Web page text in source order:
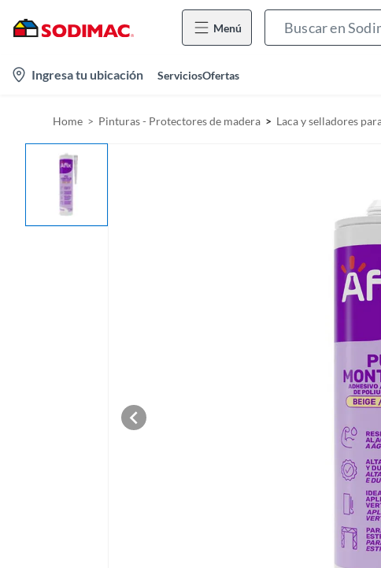
Menú
Ingresa tu ubicación ServiciosOfertas
Home Pinturas - Protectores de madera Laca y selladores